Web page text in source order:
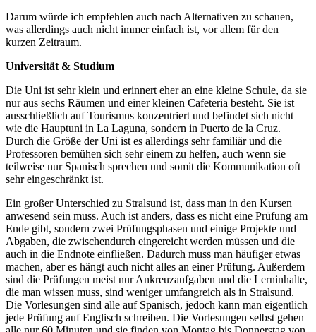
Darum würde ich empfehlen auch nach Alternativen zu schauen,
was allerdings auch nicht immer einfach ist, vor allem für den
kurzen Zeitraum.
Universität & Studium
Die Uni ist sehr klein und erinnert eher an eine kleine Schule, da sie
nur aus sechs Räumen und einer kleinen Cafeteria besteht. Sie ist
ausschließlich auf Tourismus konzentriert und befindet sich nicht
wie die Hauptuni in La Laguna, sondern in Puerto de la Cruz.
Durch die Größe der Uni ist es allerdings sehr familiär und die
Professoren bemühen sich sehr einem zu helfen, auch wenn sie
teilweise nur Spanisch sprechen und somit die Kommunikation oft
sehr eingeschränkt ist.
Ein großer Unterschied zu Stralsund ist, dass man in den Kursen
anwesend sein muss. Auch ist anders, dass es nicht eine Prüfung am
Ende gibt, sondern zwei Prüfungsphasen und einige Projekte und
Abgaben, die zwischendurch eingereicht werden müssen und die
auch in die Endnote einfließen. Dadurch muss man häufiger etwas
machen, aber es hängt auch nicht alles an einer Prüfung. Außerdem
sind die Prüfungen meist nur Ankreuzaufgaben und die Lerninhalte,
die man wissen muss, sind weniger umfangreich als in Stralsund.
Die Vorlesungen sind alle auf Spanisch, jedoch kann man eigentlich
jede Prüfung auf Englisch schreiben. Die Vorlesungen selbst gehen